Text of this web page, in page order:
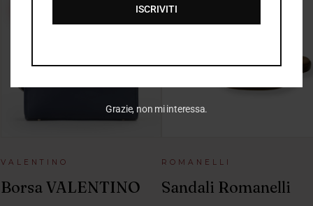
VALENTINO
Borsa VALENTINO
ROMANELLI
Sandali Romanelli
ISCRIVITI
Grazie, non mi interessa.